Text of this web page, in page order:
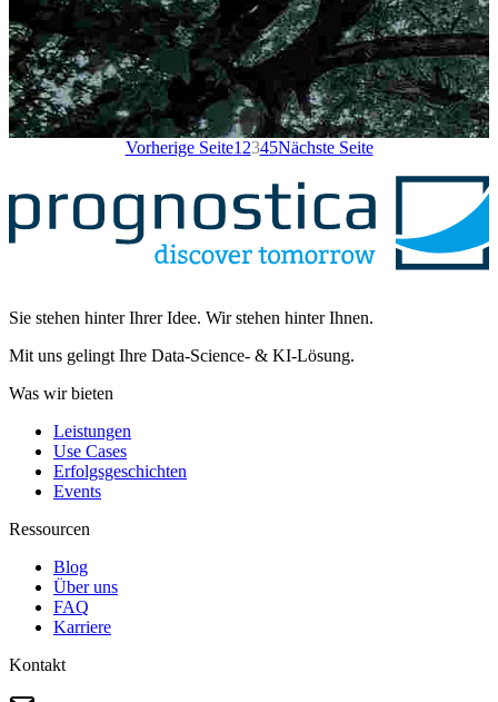
Copula-basierter Überwachungsansatz für nicht-normalverteilte
multivariate Prozesse
Copulas eine verbesserte multivariate Überwachung von Prozessen
Vorherige Seite1 2345Nächste Seite
Sie stehen hinter Ihrer Idee. Wir stehen hinter Ihnen.
Mit uns gelingt Ihre Data-Science- & KI-Lösung.
Was wir bieten
Leistungen
Use Cases
Erfolgsgeschichten
Events
Ressourcen
Blog
Über uns
FAQ
Karriere
Kontakt